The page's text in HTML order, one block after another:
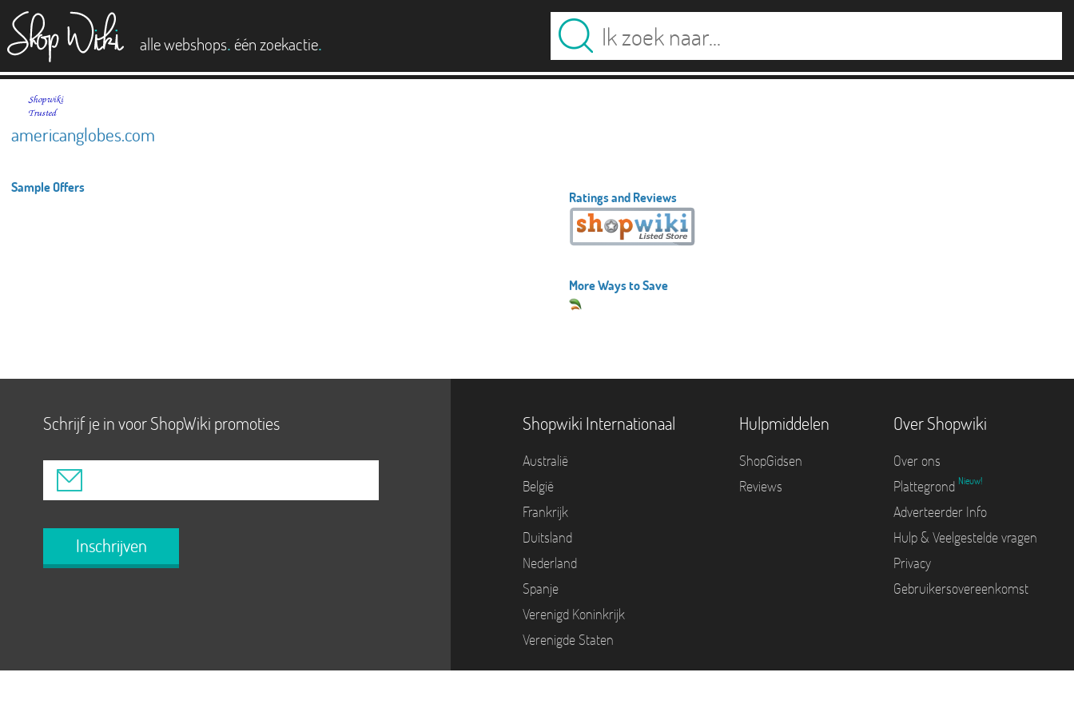
alle webshops. één zoekactie.
americanglobes.com
Sample Offers
Ratings and Reviews
More Ways to Save
Schrijf je in voor ShopWiki promoties
Inschrijven
Shopwiki Internationaal
Australië
België
Frankrijk
Duitsland
Nederland
Spanje
Verenigd Koninkrijk
Verenigde Staten
Hulpmiddelen
ShopGidsen
Reviews
Over Shopwiki
Over ons
Plattegrond Nieuw!
Adverteerder Info
Hulp & Veelgestelde vragen
Privacy
Gebruikersovereenkomst